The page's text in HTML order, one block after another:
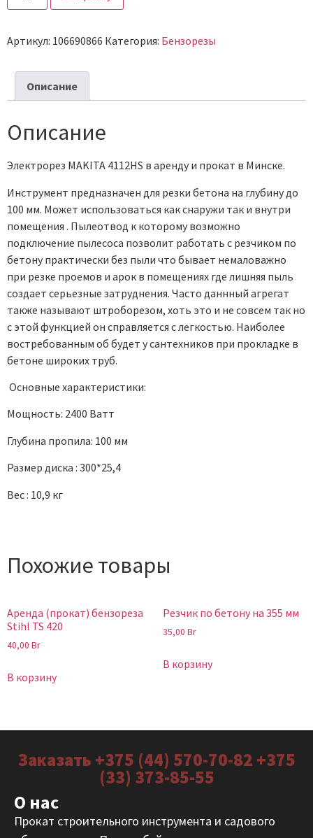
Артикул: 106690866 Категория: Бензорезы
Описание
Описание
Электрорез MAKITA 4112HS в аренду и прокат в Минске.
Инструмент предназначен для резки бетона на глубину до
100 мм. Может использоваться как снаружи так и внутри
помещения . Пылеотвод к которому возможно
подключение пылесоса позволит работать с резчиком по
бетону практически без пыли что бывает немаловажно
при резке проемов и арок в помещениях где лишняя пыль
создает серьезные затруднения. Часто даннный агрегат
также называют штроборезом, хоть это и не совсем так но
с этой функцией он справляется с легкостью. Наиболее
востребованным об будет у сантехников при прокладке в
бетоне широких труб.
Основные характеристики:
Мощность: 2400 Ватт
Глубина пропила: 100 мм
Размер диска : 300*25,4
Вес : 10,9 кг
Похожие товары
Аренда (прокат) бензореза
Stihl TS 420
40,00 Br
В корзину
Резчик по бетону на 355 мм
35,00 Br
В корзину
Заказать +375 (44) 570-70-82 +375
(33) 373-85-55
О нас
Прокат строительного инструмента и садового